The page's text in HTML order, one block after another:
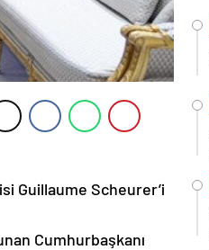
Guillaume Scheurer’i
Cumhurbaşkanı